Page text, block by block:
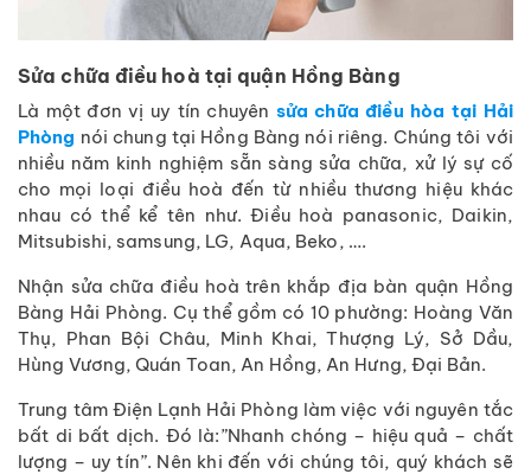
Sửa chữa điều hoà tại quận Hồng Bàng
Là một đơn vị uy tín chuyên sửa chữa điều hòa tại Hải
Phòng nói chung tại Hồng Bàng nói riêng. Chúng tôi với
nhiều năm kinh nghiệm sẵn sàng sửa chữa, xử lý sự cố
cho mọi loại điều hoà đến từ nhiều thương hiệu khác
nhau có thể kể tên như. Điều hoà panasonic, Daikin,
Mitsubishi, samsung, LG, Aqua, Beko, ….
Nhận sửa chữa điều hoà trên khắp địa bàn quận Hồng
Bàng Hải Phòng. Cụ thể gồm có 10 phường: Hoàng Văn
Thụ, Phan Bội Châu, Minh Khai, Thượng Lý, Sở Dầu,
Hùng Vương, Quán Toan, An Hồng, An Hưng, Đại Bản.
Trung tâm Điện Lạnh Hải Phòng làm việc với nguyên tắc
bất di bất dịch. Đó là:”Nhanh chóng – hiệu quả – chất
lượng – uy tín”. Nên khi đến với chúng tôi, quý khách sẽ